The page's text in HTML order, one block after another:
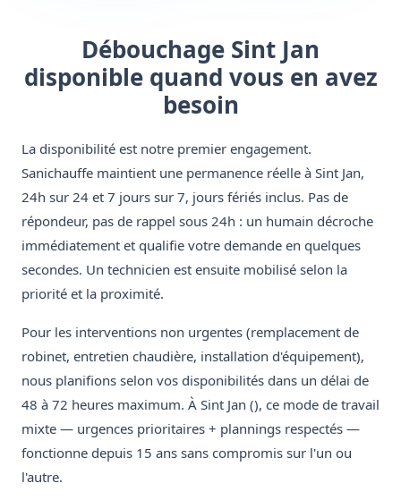
Débouchage Sint Jan
disponible quand vous en avez
besoin
La disponibilité est notre premier engagement.
Sanichauffe maintient une permanence réelle à Sint Jan,
24h sur 24 et 7 jours sur 7, jours fériés inclus. Pas de
répondeur, pas de rappel sous 24h : un humain décroche
immédiatement et qualifie votre demande en quelques
secondes. Un technicien est ensuite mobilisé selon la
priorité et la proximité.
Pour les interventions non urgentes (remplacement de
robinet, entretien chaudière, installation d'équipement),
nous planifions selon vos disponibilités dans un délai de
48 à 72 heures maximum. À Sint Jan (), ce mode de travail
mixte — urgences prioritaires + plannings respectés —
fonctionne depuis 15 ans sans compromis sur l'un ou
l'autre.